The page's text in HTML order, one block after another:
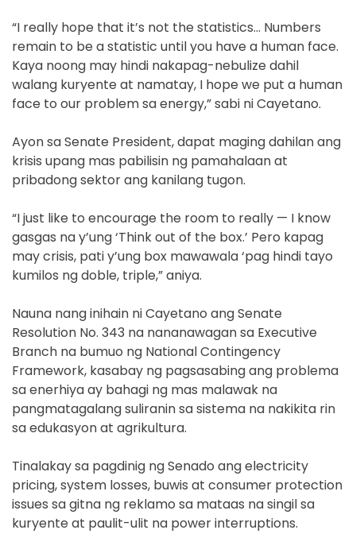
“I really hope that it’s not the statistics… Numbers
remain to be a statistic until you have a human face.
Kaya noong may hindi nakapag-nebulize dahil
walang kuryente at namatay, I hope we put a human
face to our problem sa energy,” sabi ni Cayetano.
Ayon sa Senate President, dapat maging dahilan ang
krisis upang mas pabilisin ng pamahalaan at
pribadong sektor ang kanilang tugon.
“I just like to encourage the room to really — I know
gasgas na y’ung ‘Think out of the box.’ Pero kapag
may crisis, pati y’ung box mawawala ‘pag hindi tayo
kumilos ng doble, triple,” aniya.
Nauna nang inihain ni Cayetano ang Senate
Resolution No. 343 na nananawagan sa Executive
Branch na bumuo ng National Contingency
Framework, kasabay ng pagsasabing ang problema
sa enerhiya ay bahagi ng mas malawak na
pangmatagalang suliranin sa sistema na nakikita rin
sa edukasyon at agrikultura.
Tinalakay sa pagdinig ng Senado ang electricity
pricing, system losses, buwis at consumer protection
issues sa gitna ng reklamo sa mataas na singil sa
kuryente at paulit-ulit na power interruptions.